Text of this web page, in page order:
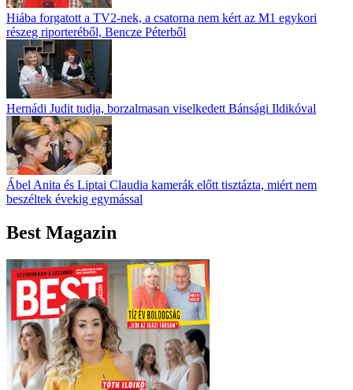
Hiába forgatott a TV2-nek, a csatorna nem kért az M1 egykori
részeg riporteréből, Bencze Péterből
Hernádi Judit tudja, borzalmasan viselkedett Bánsági Ildikóval
Ábel Anita és Liptai Claudia kamerák előtt tisztázta, miért nem
beszéltek évekig egymással
Best Magazin